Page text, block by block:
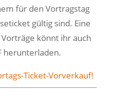
für den Vortragstag
gültig sind. Eine
könnt ihr auch
herunterladen.
Ticket-Vorverkauf!